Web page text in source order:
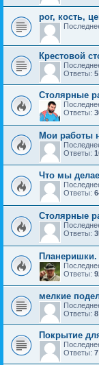
рог, кость,
Крестовой
Ответы: 5
Столярные
Ответы:
Мои работы
Ответы:
Что мы
Ответы:
Столярные
Ответы:
Планеришки.
Ответы:
мелкие
Ответы: 8
Покрытие
Ответы: 7